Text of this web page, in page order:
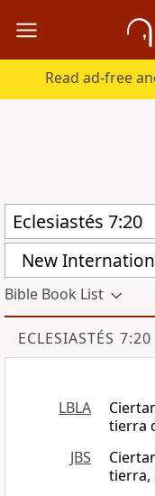
Read ad-free
New
Bible Book List
ECLESIASTÉS 7:20
LBLA
tierra
JBS
tierra,